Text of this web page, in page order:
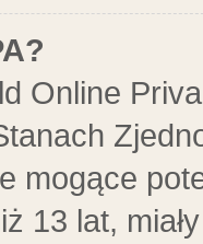
Online
mogące
13 lat,